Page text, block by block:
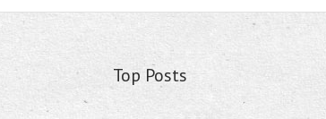
Top Posts